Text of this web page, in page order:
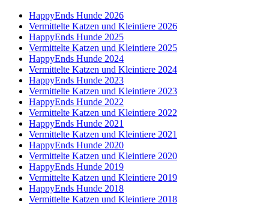
HappyEnds Hunde 2026
Vermittelte Katzen und Kleintiere 2026
HappyEnds Hunde 2025
Vermittelte Katzen und Kleintiere 2025
HappyEnds Hunde 2024
Vermittelte Katzen und Kleintiere 2024
HappyEnds Hunde 2023
Vermittelte Katzen und Kleintiere 2023
HappyEnds Hunde 2022
Vermittelte Katzen und Kleintiere 2022
HappyEnds Hunde 2021
Vermittelte Katzen und Kleintiere 2021
HappyEnds Hunde 2020
Vermittelte Katzen und Kleintiere 2020
HappyEnds Hunde 2019
Vermittelte Katzen und Kleintiere 2019
HappyEnds Hunde 2018
Vermittelte Katzen und Kleintiere 2018